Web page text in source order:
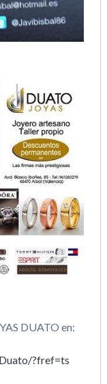
DUATO en:
?fref=ts